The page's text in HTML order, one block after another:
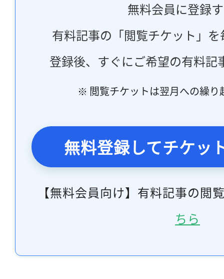
無料会員に登録
有料記事の「閲覧チケット」
登録後、すぐにご希望の有料記
※ 閲覧チケットは翌月への繰り
無料登録してチケッ
【無料会員向け】有料記事の閲
ちら